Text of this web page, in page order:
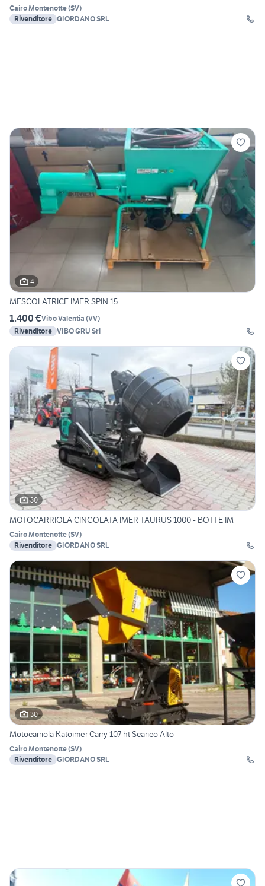
Cairo Montenotte(SV)
Rivenditore GIORDANO SRL
4
MESCOLATRICE IMER SPIN 15
1.400 €Vibo Valentia (VV)
Rivenditore VIBO GRU Srl
30
MOTOCARRIOLA CINGOLATA IMER TAURUS 1000 - BOTTE IM
Cairo Montenotte(SV)
Rivenditore GIORDANO SRL
30
Motocarriola Katoimer Carry 107 ht Scarico Alto
Cairo Montenotte(SV)
Rivenditore GIORDANO SRL